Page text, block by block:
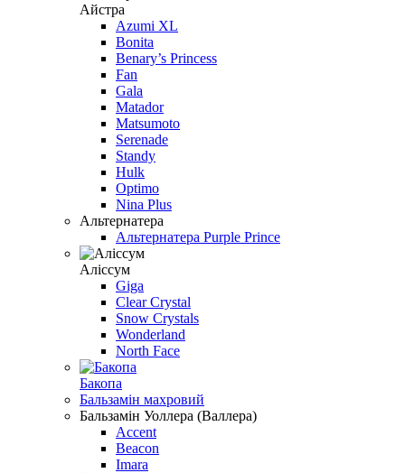
Айстра
Azumi XL
Bonita
Benary’s Princess
Fan
Gala
Matador
Matsumoto
Serenade
Standy
Hulk
Optimo
Nina Plus
Альтернатера
Альтернатера Purple Prince
Алiссум
Giga
Clear Crystal
Snow Crystals
Wonderland
North Face
Бакопа
Бальзамiн махровий
Бальзамiн Уоллера (Валлера)
Accent
Beacon
Imara